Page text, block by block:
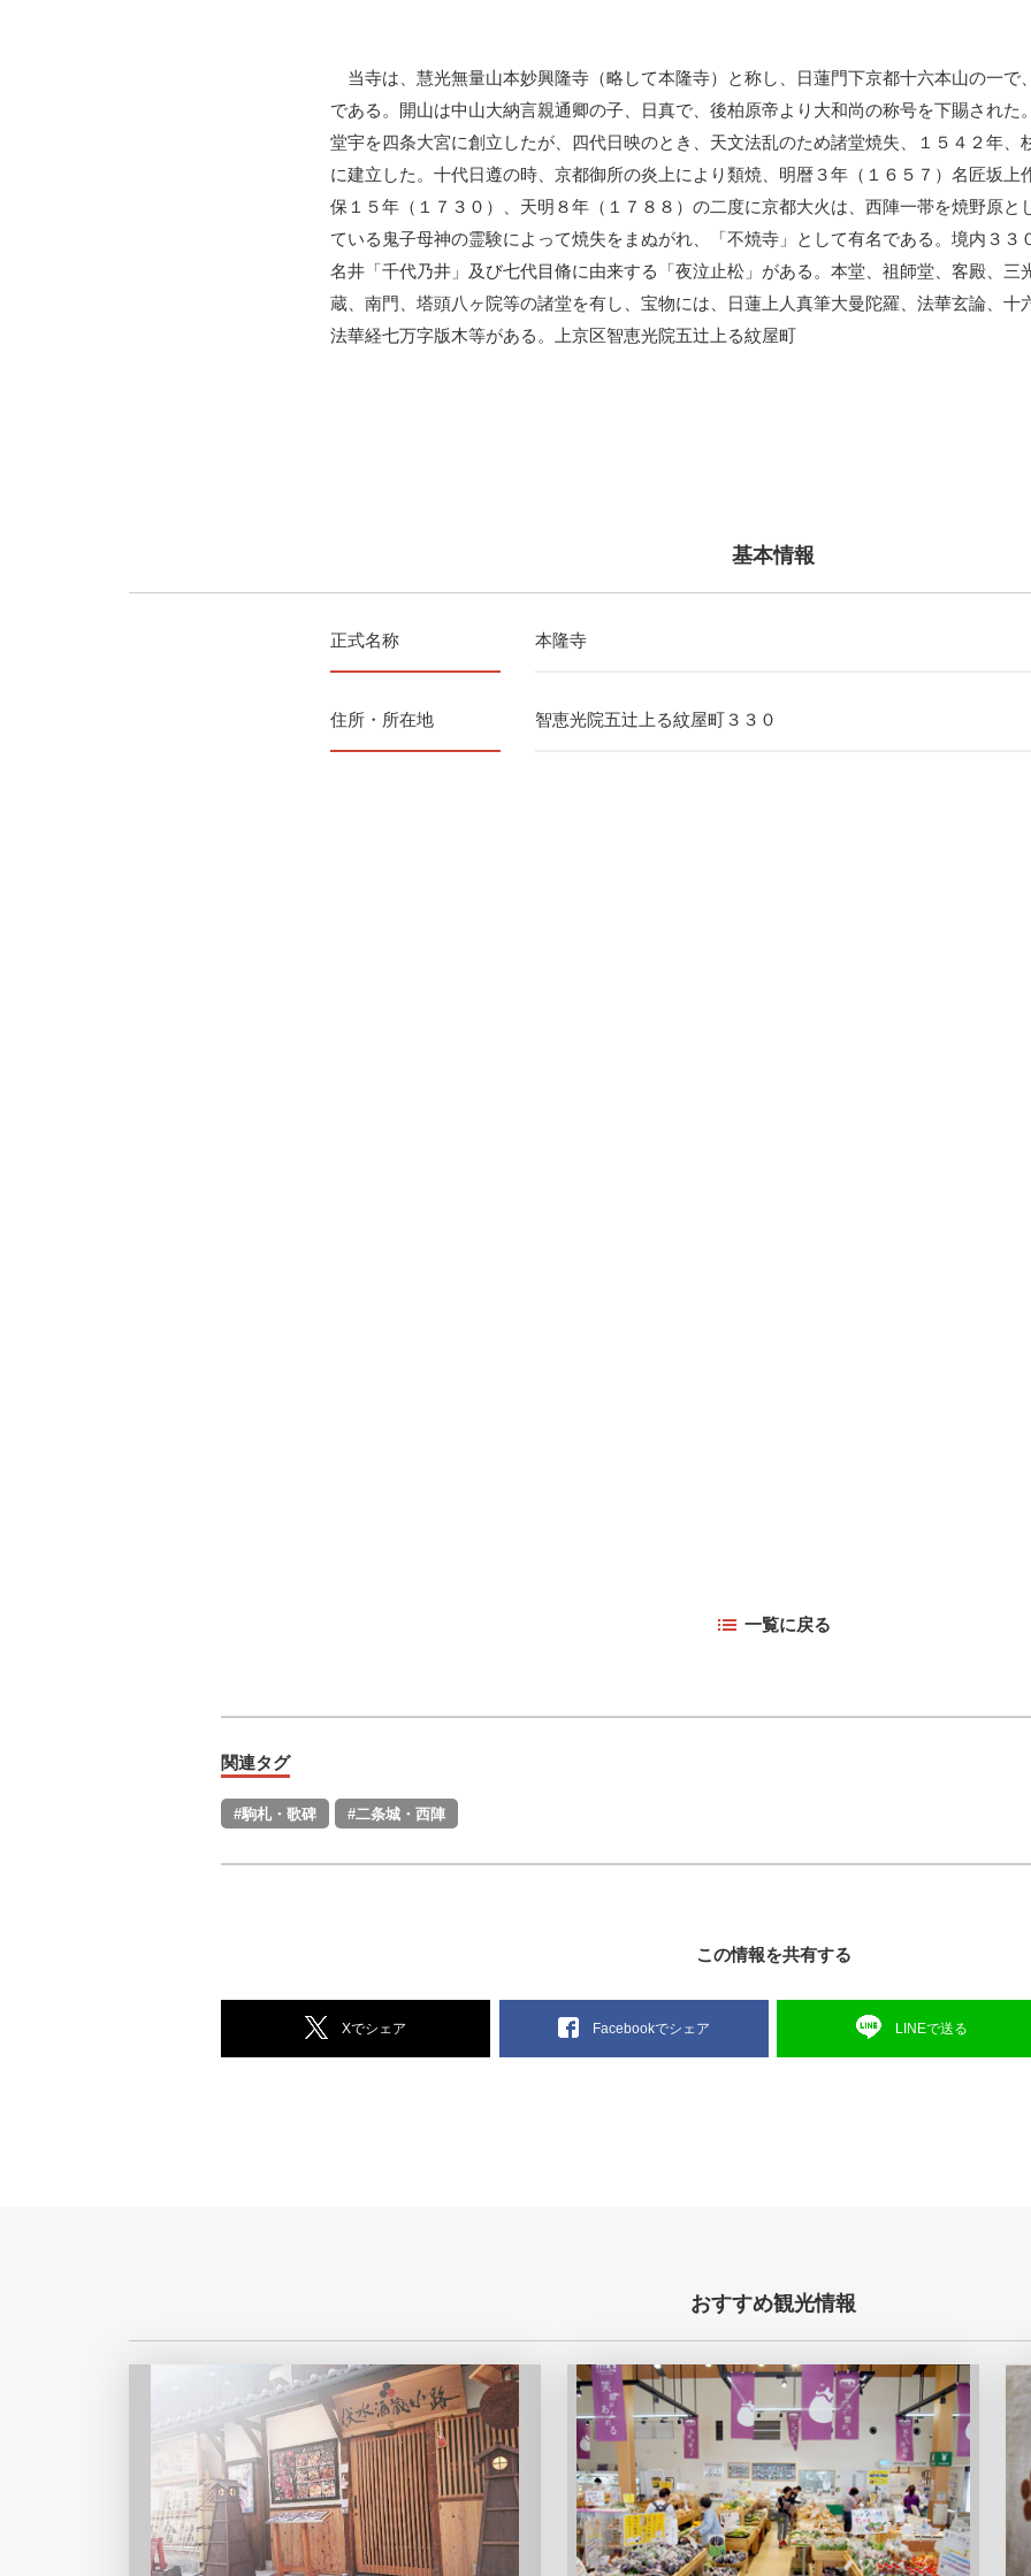
当寺は、慧光無量山本妙興隆寺（略して本隆寺）と称し、日蓮門下京都十六本山の一で
である。開山は中山大納言親通卿の子、日真で、後柏原帝より大和尚の称号を下賜された
堂宇を四条大宮に創立したが、四代日映のとき、天文法乱のため諸堂焼失、１５４２年、
に建立した。十代日遵の時、京都御所の炎上により類焼、明暦３年（１６５７）名匠坂上
保１５年（１７３０）、天明８年（１７８８）の二度に京都大火は、西陣一帯を焼野原と
ている鬼子母神の霊験によって焼失をまぬがれ、「不焼寺」として有名である。境内３３
名井「千代乃井」及び七代目脩に由来する「夜泣止松」がある。本堂、祖師堂、客殿、三
蔵、南門、塔頭八ヶ院等の諸堂を有し、宝物には、日蓮上人真筆大曼陀羅、法華玄論、十
法華経七万字版木等がある。上京区智恵光院五辻上る紋屋町
基本情報
正式名称 本隆寺
住所・所在地 智恵光院五辻上る紋屋町３３０
一覧に戻る
関連タグ
#駒札・歌碑 #二条城・西陣
この情報を共有する
Xでシェア Facebookでシェア LINEで送る
おすすめ観光情報